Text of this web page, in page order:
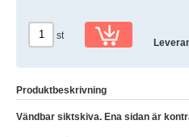
st
Produktbeskrivning
Vändbar siktskiva. Ena sidan är